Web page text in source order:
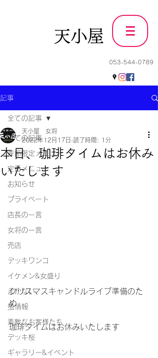
天小屋
053-544-0789
記事
全ての記事
季節限定メニュー
定番メニュー
お知らせ
プライベート
店長の一言
女将の一言
売店
デッキワンコ
イケメン&女盛り
まかない
蛍情報
素敵なお客様たち
デッキ桜
ギャラリー&イベント
全ての記事
本日、珈琲タイムはお休み
いたします
天小屋 女将
2022年12月17日 読了時間: 1分
クリスマスキャンドルライブ準備のた
め
珈琲タイムはお休みいたします